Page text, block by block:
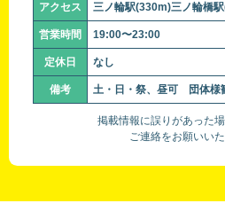
アクセス 三ノ輪駅(330m)三ノ輪橋
営業時間 19:00〜23:00
定休日 なし
備考 土・日・祭、昼可 団体様
掲載情報に誤りがあった
ご連絡をお願いいた